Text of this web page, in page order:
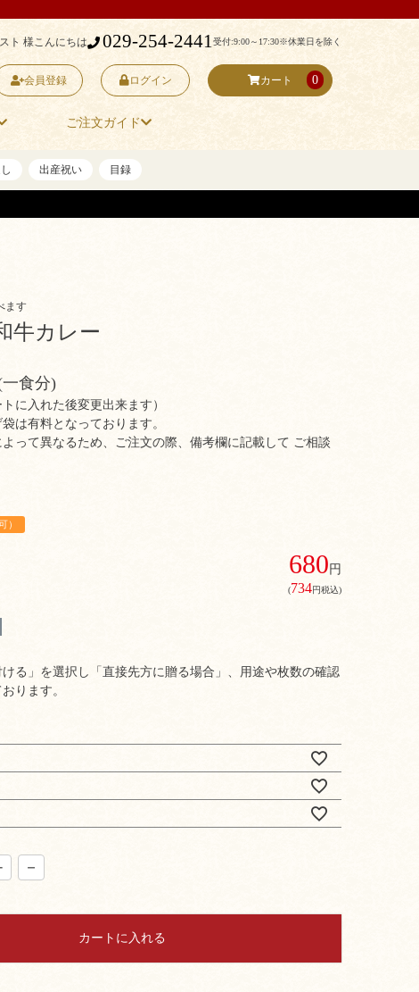
ト 様こんにちは 029-254-2441受付:9:00～17:30※休業日を除く
会員登録 ログイン カート 0
ご注文ガイド
出産祝い 目録
ます
牛カレー
一食分)
に入れた後変更出来ます）
は有料となっております。
って異なるため、ご注文の際、備考欄に記載して ご相談
）
680 円
(734円税込)
る」を選択し「直接先方に贈る場合」、用途や枚数の確認
ります。
カートに入れる